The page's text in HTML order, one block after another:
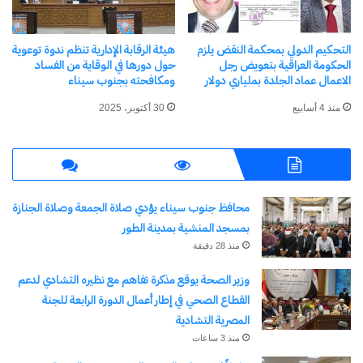
وخلال جلسة اليوم، طلب دفاع المتهمة التأجيل لسداد
القرض وفوائده، وتقديم ما يفيد بالتصالح مع البنك
والمجني عليها، فقررت المحكمة تأجيل القضية إلى
بشأن التصالح أو الفصل في القضية.
شارك هذا الموضوع:
فيس بوك
X
معجب بهذه:
جاري
التحكيم الدولي بمحكمة النقض يلزم
الحكومة العراقية بتعويض رجل
الاعمال عماد الجلدة بملياري دولار
منذ 4 أسابيع
هيئة الرقابة الإدارية تنظم ندوة توعوية
حول دورها في الوقاية من الفساد
ومكافحته بجنوب سيناء
30 أكتوبر، 2025
محافظ جنوب سيناء يؤدي صلاة الجمعة وصلاة الجنازة
بمسجد المنشية بمدينة الطور
منذ 28 دقيقة
وزير الصحة يوقع مذكرة تفاهم مع نظيره التشادي لدعم
القطاع الصحي في إطار أعمال الدورة الرابعة للجنة
المصرية التشادية
منذ 3 ساعات